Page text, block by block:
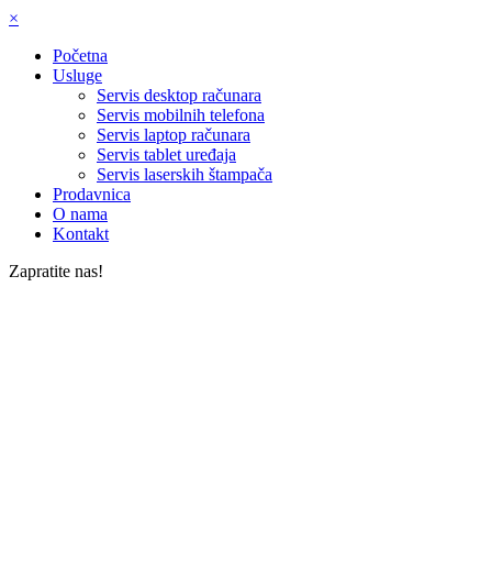
×
Početna
Usluge
Servis desktop računara
Servis mobilnih telefona
Servis laptop računara
Servis tablet uređaja
Servis laserskih štampača
Prodavnica
O nama
Kontakt
Zapratite nas!